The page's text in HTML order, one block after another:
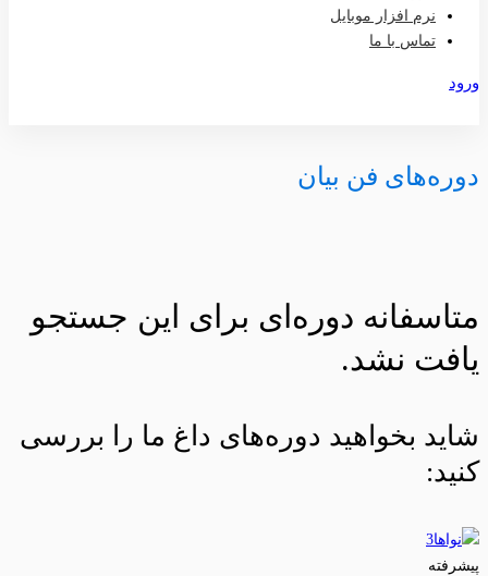
نرم افزار موبایل
تماس با ما
ورود
دوره‌های فن بیان
متاسفانه دوره‌ای برای این جستجو
یافت نشد.
شاید بخواهید دوره‌های داغ ما را بررسی
کنید:
پیشرفته